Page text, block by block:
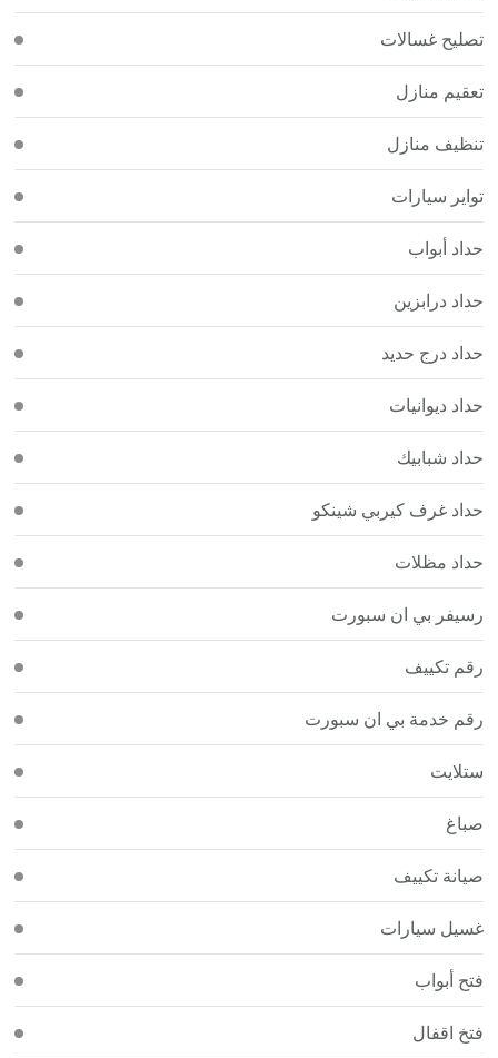
تصليح غسالات
تعقيم منازل
تنظيف منازل
تواير سيارات
حداد أبواب
حداد درابزين
حداد درج حديد
حداد ديوانيات
حداد شبابيك
حداد غرف كيربي شينكو
حداد مظلات
رسيفر بي ان سبورت
رقم تكييف
رقم خدمة بي ان سبورت
ستلايت
صباغ
صيانة تكييف
غسيل سيارات
فتح أبواب
فتخ اقفال